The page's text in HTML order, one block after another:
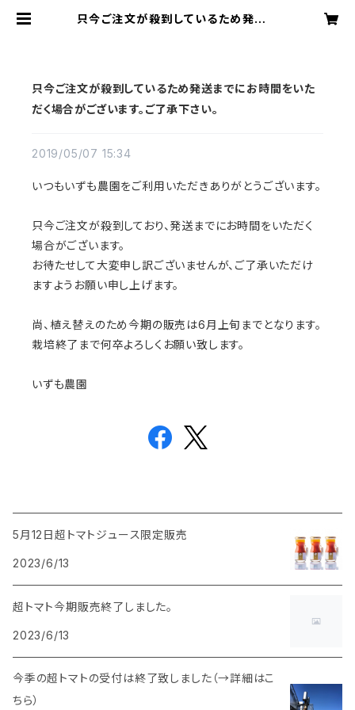
只今ご注文が殺到しているため発送ま
只今ご注文が殺到しているため発送までにお時間をいた
だく場合がございます。ご了承下さい。
2019/05/07 15:34
いつもいずも農園をご利用いただきありがとうございます。
只今ご注文が殺到しており、発送までにお時間をいただく
場合がございます。
お待たせして大変申し訳ございませんが、ご了承いただけ
ますようお願い申し上げます。
尚、植え替えのため今期の販売は6月上旬までとなります。
栽培終了まで何卒よろしくお願い致します。
いずも農園
5月12日超トマトジュース限定販売
2023/6/13
超トマト今期販売終了しました。
2023/6/13
今季の超トマトの受付は終了致しました（→詳細はこ
ちら）